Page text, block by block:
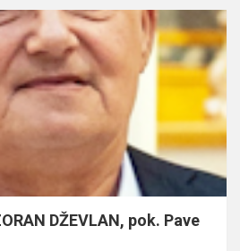
DŽEVLAN, pok. Pave